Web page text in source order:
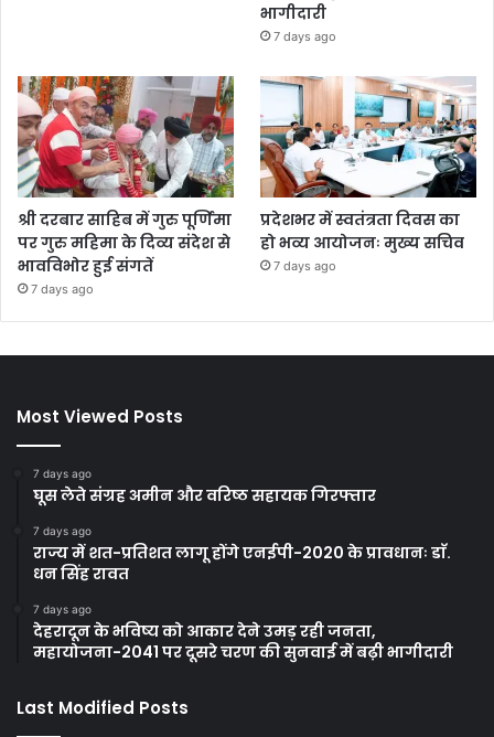
भागीदारी
7 days ago
श्री दरबार साहिब में गुरु पूर्णिमा
पर गुरु महिमा के दिव्य संदेश से
भावविभोर हुई संगतें
7 days ago
प्रदेशभर में स्वतंत्रता दिवस का
हो भव्य आयोजनः मुख्य सचिव
7 days ago
Most Viewed Posts
7 days ago
घूस लेते संग्रह अमीन और वरिष्ठ सहायक गिरफ्तार
7 days ago
राज्य में शत-प्रतिशत लागू होंगे एनईपी-2020 के प्रावधानः डाॅ.
धन सिंह रावत
7 days ago
देहरादून के भविष्य को आकार देने उमड़ रही जनता,
महायोजना-2041 पर दूसरे चरण की सुनवाई में बढ़ी भागीदारी
Last Modified Posts